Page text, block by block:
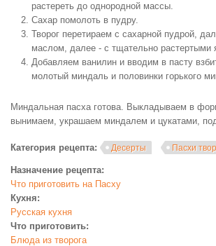
растереть до однородной массы.
Сахар помолоть в пудру.
Творог перетираем с сахарной пудрой,
маслом, далее - с тщательно растертыми
Добавляем ванилин и вводим в пасту
молотый миндаль и половинки горького
Миндальная пасха готова. Выкладываем в
вынимаем, украшаем миндалем и цукатами,
Категория рецепта: Десерты Пасхи
Назначение рецепта:
Что приготовить на Пасху
Кухня:
Русская кухня
Что приготовить:
Блюда из творога